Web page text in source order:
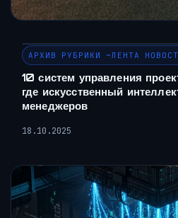
АРХИВ РУБРИКИ ~ЛЕНТА
10 систем управления
где искусственный
менеджеров
18.10.2025